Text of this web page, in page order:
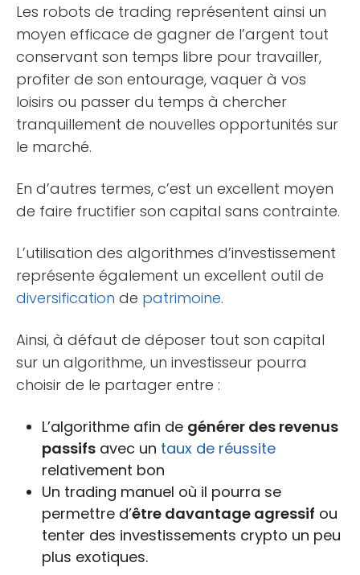
Les robots de trading représentent ainsi un
moyen efficace de gagner de l’argent tout
conservant son temps libre pour travailler,
profiter de son entourage, vaquer à vos
loisirs ou passer du temps à chercher
tranquillement de nouvelles opportunités sur
le marché.
En d’autres termes, c’est un excellent moyen
de faire fructifier son capital sans contrainte.
L’utilisation des algorithmes d’investissement
représente également un excellent outil de
diversification de patrimoine.
Ainsi, à défaut de déposer tout son capital
sur un algorithme, un investisseur pourra
choisir de le partager entre :
L’algorithme afin de générer des revenus
passifs avec un taux de réussite
relativement bon
Un trading manuel où il pourra se
permettre d’être davantage agressif ou
tenter des investissements crypto un peu
plus exotiques.